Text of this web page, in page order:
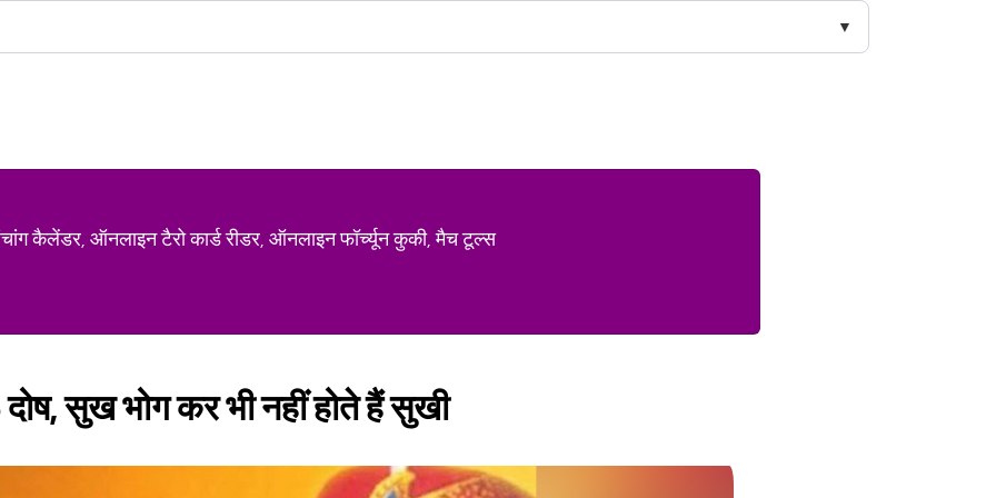
कैलेंडर, ऑनलाइन टैरो कार्ड रीडर, ऑनलाइन फॉर्च्यून कुकी, मैच टूल्स
सुख भोग कर भी नहीं होते हैं सुखी